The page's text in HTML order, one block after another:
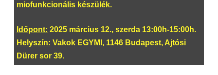
miofunkcionális készülék.
Időpont: 2025 március 12., szerda 13:00h-15:00h.
Helyszín: Vakok EGYMI, 1146 Budapest, Ajtósi
Dürer sor 39.